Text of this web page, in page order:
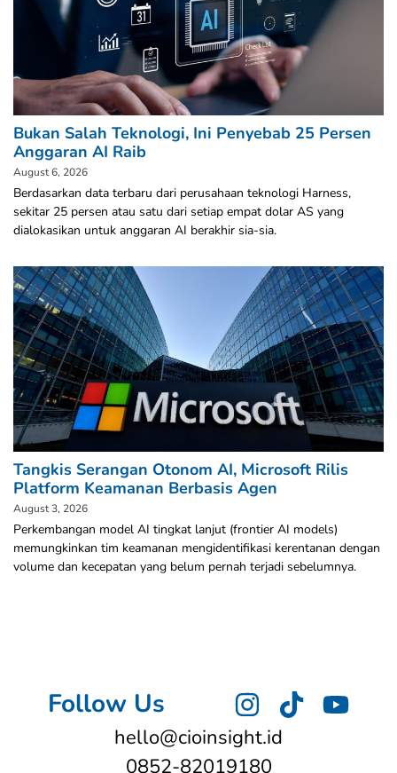
Bukan Salah Teknologi, Ini Penyebab 25 Persen
Anggaran AI Raib
August 6, 2026
Berdasarkan data terbaru dari perusahaan teknologi Harness,
sekitar 25 persen atau satu dari setiap empat dolar AS yang
dialokasikan untuk anggaran AI berakhir sia-sia.
Tangkis Serangan Otonom AI, Microsoft Rilis
Platform Keamanan Berbasis Agen
August 3, 2026
Perkembangan model AI tingkat lanjut (frontier AI models)
memungkinkan tim keamanan mengidentifikasi kerentanan dengan
volume dan kecepatan yang belum pernah terjadi sebelumnya.
Follow Us
hello@cioinsight.id
0852-82019180